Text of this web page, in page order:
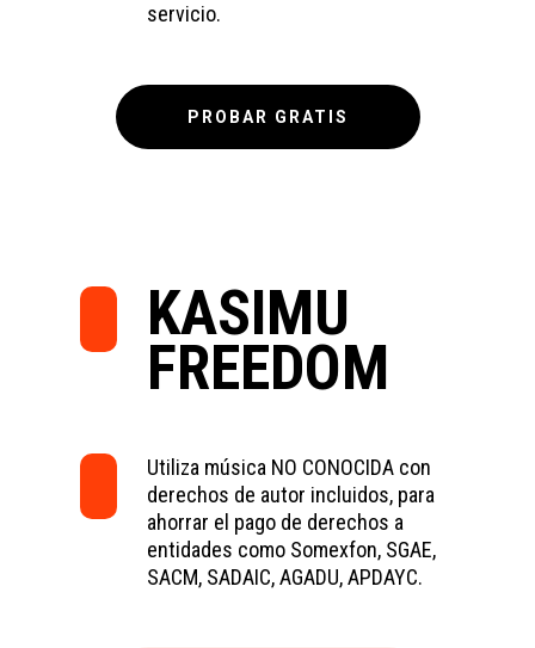
servicio.
PROBAR GRATIS
KASIMU
FREEDOM
Utiliza música NO CONOCIDA con
derechos de autor incluidos, para
ahorrar el pago de derechos a
entidades como Somexfon, SGAE,
SACM, SADAIC, AGADU, APDAYC.